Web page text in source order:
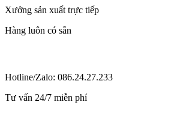
Xưởng sản xuất trực tiếp
Hàng luôn có sẵn
Hotline/Zalo: 086.24.27.233
Tư vấn 24/7 miễn phí